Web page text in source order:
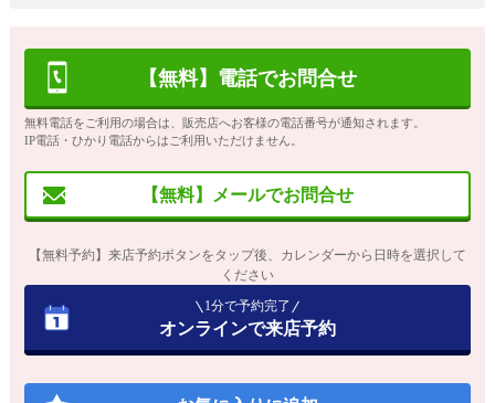
【無料】電話でお問合せ
無料電話をご利用の場合は、販売店へお客様の電話番号が通知されます。
IP電話・ひかり電話からはご利用いただけません。
【無料】メールでお問合せ
【無料予約】来店予約ボタンをタップ後、カレンダーから日時を選択して
ください
1分で予約完了
オンラインで来店予約